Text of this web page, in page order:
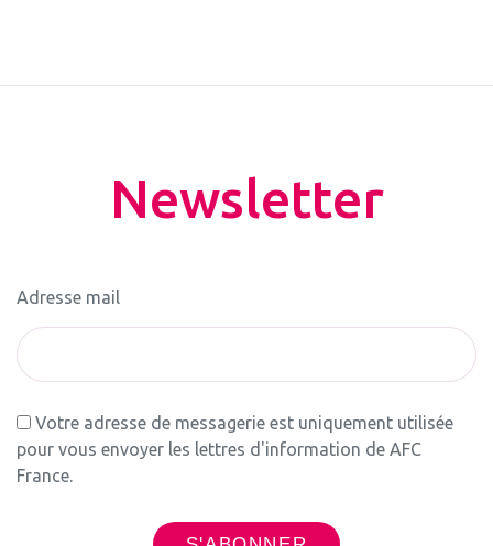
Newsletter
Adresse mail
Votre adresse de messagerie est uniquement utilisée
pour vous envoyer les lettres d'information de AFC
France.